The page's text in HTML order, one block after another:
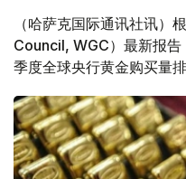
（哈萨克国际通讯社讯）
Council, WGC）最新报
季度全球央行黄金购买量